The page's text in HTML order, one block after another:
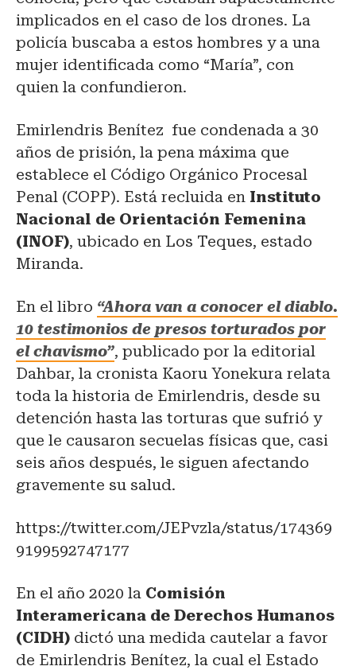
implicados en el caso de los drones. La
policía buscaba a estos hombres y a una
mujer identificada como “María”, con
quien la confundieron.
Emirlendris Benítez fue condenada a 30
años de prisión, la pena máxima que
establece el Código Orgánico Procesal
Penal (COPP). Está recluida en Instituto
Nacional de Orientación Femenina
(INOF), ubicado en Los Teques, estado
Miranda.
En el libro “Ahora van a conocer el diablo.
10 testimonios de presos torturados por
el chavismo”, publicado por la editorial
Dahbar, la cronista Kaoru Yonekura relata
toda la historia de Emirlendris, desde su
detención hasta las torturas que sufrió y
que le causaron secuelas físicas que, casi
seis años después, le siguen afectando
gravemente su salud.
https://twitter.com/JEPvzla/status/174369
9199592747177
En el año 2020 la Comisión
Interamericana de Derechos Humanos
(CIDH) dictó una medida cautelar a favor
de Emirlendris Benítez, la cual el Estado